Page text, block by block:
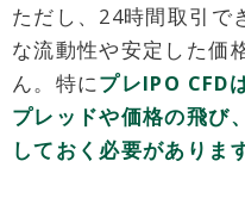
ただし、24時間取引で
な流動性や安定した価
ん。特にプレIPO CFD
プレッドや価格の飛び
しておく必要があります